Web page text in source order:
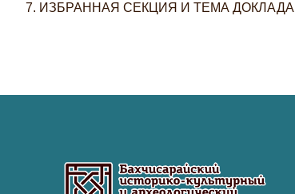
7. ИЗБРАННАЯ СЕКЦИЯ И ТЕМА ДОКЛАДА